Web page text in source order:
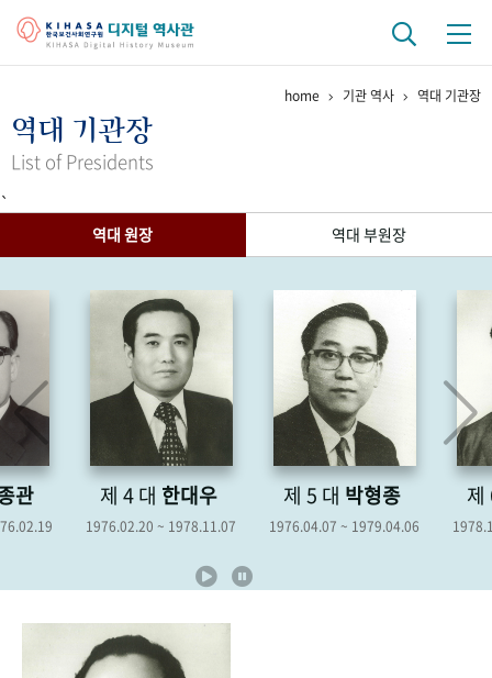
걸어온 길 기관 변천사
연구 역사
정책과 연구 키워드로 보는 연구 역사
연구자들
기록물 아카이브
사진 아카이브 문서 기록물 행정박물 영상 기록물
50+1 주년 기념
성과 50선 숫자로 보는 50년 +1주년 광장
세계와 함께 한 KIHASA
home 기관 역사 역대 기관장
역대 기관장
List of Presidents
`
역대 원장
역대 부원장
제 4 대 한대우
1976.02.20 ~ 1978.11.07
제 5 대 박형종
1976.04.07 ~ 1979.04.06
제 6 대 김
1978.12.19 ~